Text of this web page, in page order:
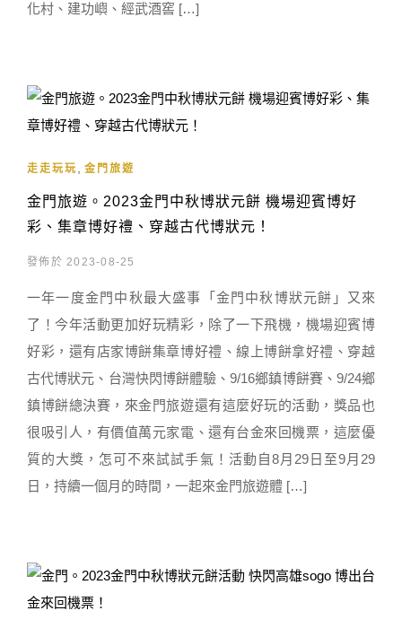
化村、建功嶼、經武酒窖 […]
走走玩玩 金門旅遊
金門旅遊。2023金門中秋博狀元餅 機場迎賓博好
彩、集章博好禮、穿越古代博狀元！
發佈於 2023-08-25
一年一度金門中秋最大盛事「金門中秋博狀元餅」又來
了！今年活動更加好玩精彩，除了一下飛機，機場迎賓博
好彩，還有店家博餅集章博好禮、線上博餅拿好禮、穿越
古代博狀元、台灣快閃博餅體驗、9/16鄉鎮博餅賽、9/24鄉
鎮博餅總決賽，來金門旅遊還有這麼好玩的活動，獎品也
很吸引人，有價值萬元家電、還有台金來回機票，這麼優
質的大獎，怎可不來試試手氣！活動自8月29日至9月29
日，持續一個月的時間，一起來金門旅遊體 […]